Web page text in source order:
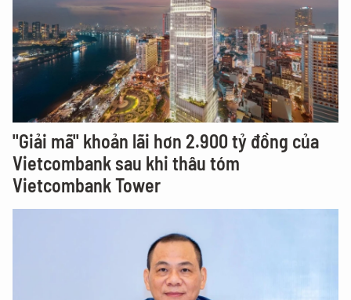
"Giải mã" khoản lãi hơn 2.900 tỷ đồng của
Vietcombank sau khi thâu tóm
Vietcombank Tower